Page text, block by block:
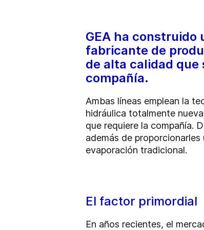
GEA ha construido
fabricante de
de alta calidad que
compañía.
Ambas líneas emplean la
hidráulica totalmente
que requiere la compañía.
además de
evaporación tradicional.
El factor primordial
En años recientes, el